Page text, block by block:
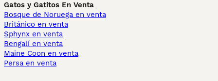
Gatos y Gatitos En Venta
Bosque de Noruega en venta
Británico en venta
Sphynx en venta
Bengalí en venta
Maine Coon en venta
Persa en venta